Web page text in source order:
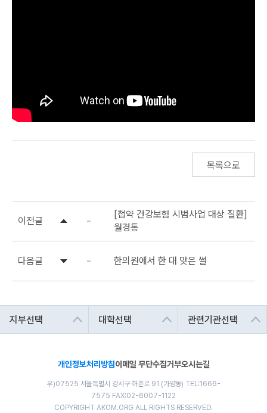
목록으로
이전글
[첩약 건강보험 시범사업 대상 질환]
월경통
다음글 한의원에서 한 대 맞은 썰
개인정보처리방침이메일 무단수집거부오시는길
우)07525 서울특별시 강서구 허준로 91 (가양동) TEL:1666-
7575 FAX:02-6007-1122
COPYRIGHT AKOM.ORG ALL RIGHTS RESERVED.